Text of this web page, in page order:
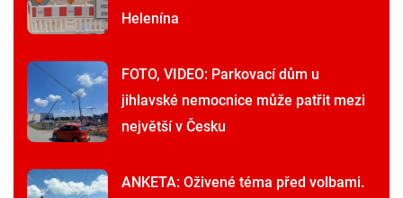
Helenína
FOTO, VIDEO: Parkovací dům u
jihlavské nemocnice může patřit mezi
největší v Česku
ANKETA: Oživené téma před volbami.